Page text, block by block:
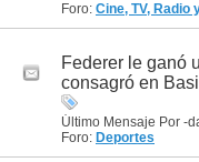
Foro: Cine, TV, Radio
Federer le ganó
consagró en
Último Mensaje Por -
Foro: Deportes